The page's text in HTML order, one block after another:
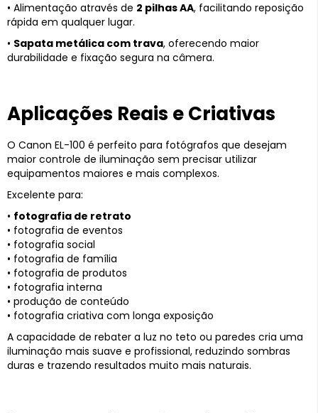
• Alimentação através de 2 pilhas AA, facilitando reposição
rápida em qualquer lugar.
• Sapata metálica com trava, oferecendo maior
durabilidade e fixação segura na câmera.
Aplicações Reais e Criativas
O Canon EL-100 é perfeito para fotógrafos que desejam
maior controle de iluminação sem precisar utilizar
equipamentos maiores e mais complexos.
Excelente para:
• fotografia de retrato
• fotografia de eventos
• fotografia social
• fotografia de família
• fotografia de produtos
• fotografia interna
• produção de conteúdo
• fotografia criativa com longa exposição
A capacidade de rebater a luz no teto ou paredes cria uma
iluminação mais suave e profissional, reduzindo sombras
duras e trazendo resultados muito mais naturais.